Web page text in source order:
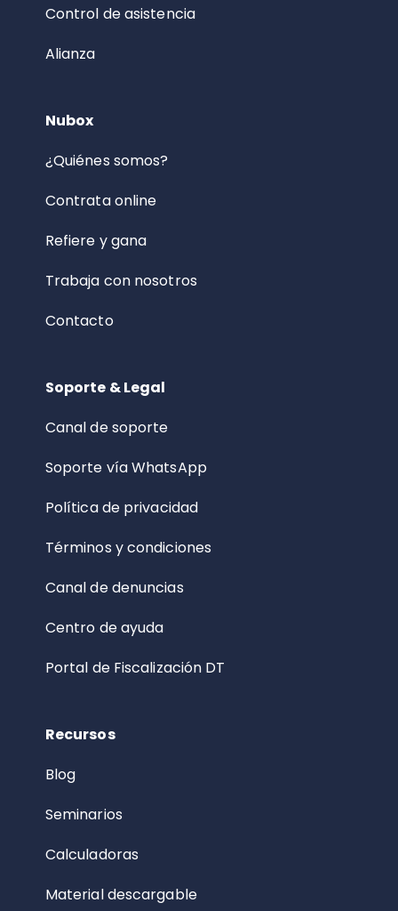
Control de asistencia
Alianza
Nubox
¿Quiénes somos?
Contrata online
Refiere y gana
Trabaja con nosotros
Contacto
Soporte & Legal
Canal de soporte
Soporte vía WhatsApp
Política de privacidad
Términos y condiciones
Canal de denuncias
Centro de ayuda
Portal de Fiscalización DT
Recursos
Blog
Seminarios
Calculadoras
Material descargable